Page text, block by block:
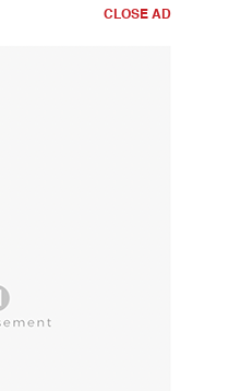
CLOSE AD